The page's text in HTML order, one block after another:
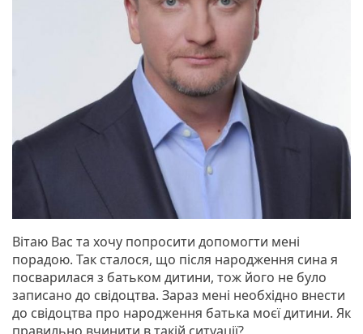
Вітаю Вас та хочу попросити допомогти мені
порадою. Так сталося, що після народження сина я
посварилася з батьком дитини, тож його не було
записано до свідоцтва. Зараз мені необхідно внести
до свідоцтва про народження батька моєї дитини. Як
правильно вчинити в такій ситуації?